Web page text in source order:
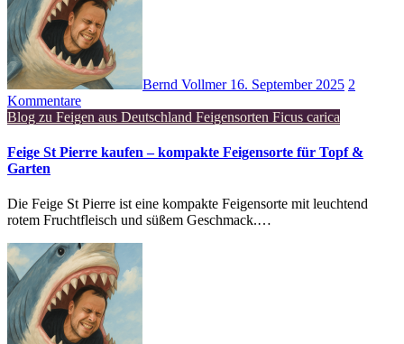
Bernd Vollmer 16. September 2025 2
Kommentare
Blog zu Feigen aus Deutschland Feigensorten Ficus carica
Feige St Pierre kaufen – kompakte Feigensorte für Topf &
Garten
Die Feige St Pierre ist eine kompakte Feigensorte mit leuchtend
rotem Fruchtfleisch und süßem Geschmack.…